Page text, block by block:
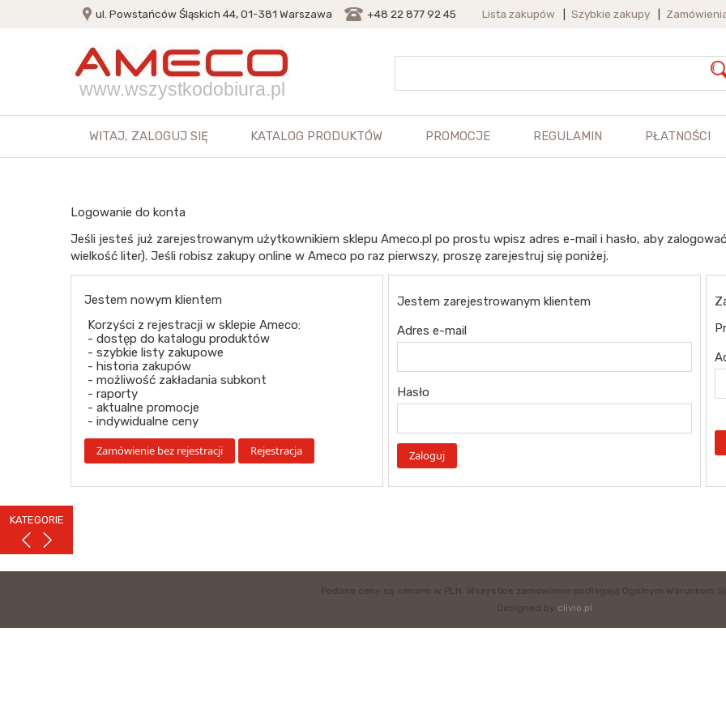
KATEGORIE
ul. Powstańców Śląskich 44, 01-381 Warszawa +48 22 877 92 45 Lista zakupów Szybkie zakupy
www.wszystkodobiura.pl
WITAJ, ZALOGUJ SIĘ KATALOG PRODUKTÓW PROMOCJE REGULAMIN PŁATNOŚCI
Logowanie do konta
Jeśli jesteś już zarejestrowanym użytkownikiem sklepu Ameco.pl po prostu wpisz adres e-mail i hasło, aby
wielkość liter). Jeśli robisz zakupy online w Ameco po raz pierwszy, proszę zarejestruj się poniżej.
Jestem nowym klientem
Korzyści z rejestracji w sklepie Ameco:
- dostęp do katalogu produktów
- szybkie listy zakupowe
- historia zakupów
- możliwość zakładania subkont
- raporty
- aktualne promocje
- indywidualne ceny
Jestem zarejestrowanym klientem
Adres e-mail
Hasło
Podane ceny są cenami w PLN. Wszystkie zamówienie podlegają Ogólnym Warunkom
Designed by clivio.pl